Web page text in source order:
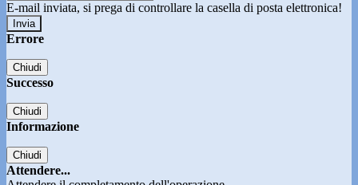
E-mail inviata, si prega di controllare la casella di posta elettronica!
Errore
Chiudi
Successo
Chiudi
Informazione
Chiudi
Attendere...